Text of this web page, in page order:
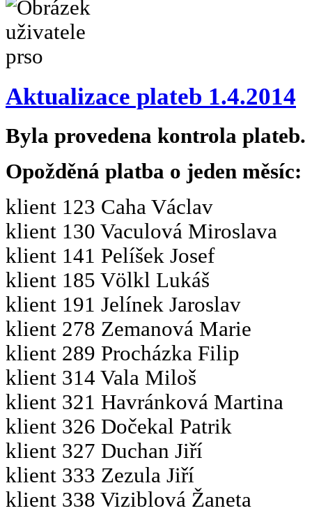
Aktualizace plateb 1.4.2014
Byla provedena kontrola plateb.
Opožděná platba o jeden měsíc:
klient 123 Caha Václav
klient 130 Vaculová Miroslava
klient 141 Pelíšek Josef
klient 185 Völkl Lukáš
klient 191 Jelínek Jaroslav
klient 278 Zemanová Marie
klient 289 Procházka Filip
klient 314 Vala Miloš
klient 321 Havránková Martina
klient 326 Dočekal Patrik
klient 327 Duchan Jiří
klient 333 Zezula Jiří
klient 338 Viziblová Žaneta